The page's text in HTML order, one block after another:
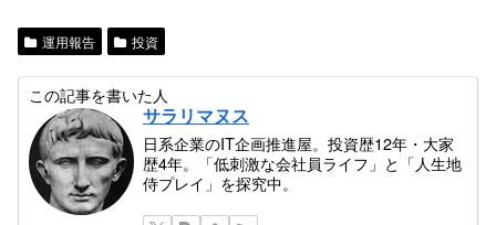
運用報告 投資
この記事を書いた人
サラリマヌス
日系企業のIT企画推進屋。投資歴12年・大家
歴4年。「低刺激な会社員ライフ」と「人生地
侍プレイ」を探究中。